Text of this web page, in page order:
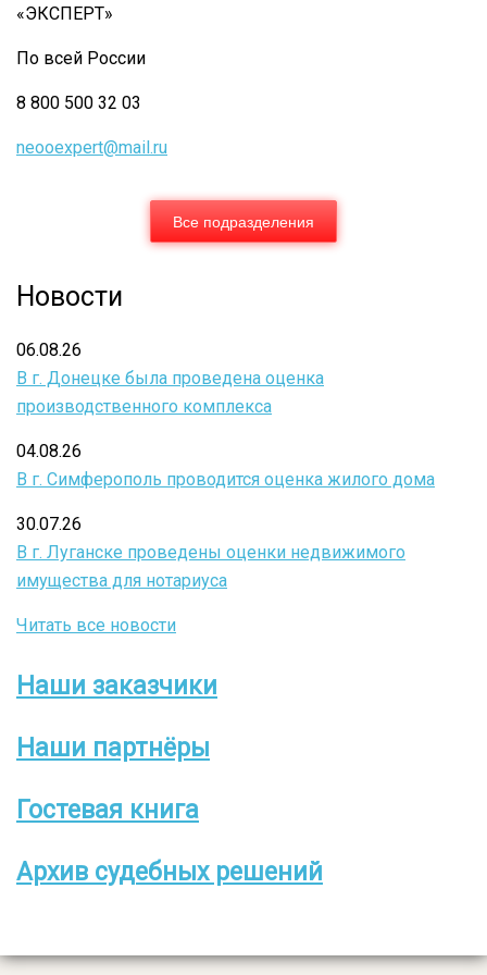
«ЭКСПЕРТ»
По всей России
8 800 500 32 03
neooexpert@mail.ru
Все подразделения
Новости
06.08.26
В г. Донецке была проведена оценка
производственного комплекса
04.08.26
В г. Симферополь проводится оценка жилого дома
30.07.26
В г. Луганске проведены оценки недвижимого
имущества для нотариуса
Читать все новости
Боковое
меню
Наши заказчики
Наши партнёры
Гостевая книга
Архив судебных решений